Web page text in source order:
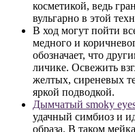
косметикой, ведь
вульгарно в этой
В ход могут пойти
медного и
обозначает, что
личике. Освежить
желтых, сиреневых
яркой подводкой.
Дымчатый smoky
удачный симбиоз и
образа. В таком